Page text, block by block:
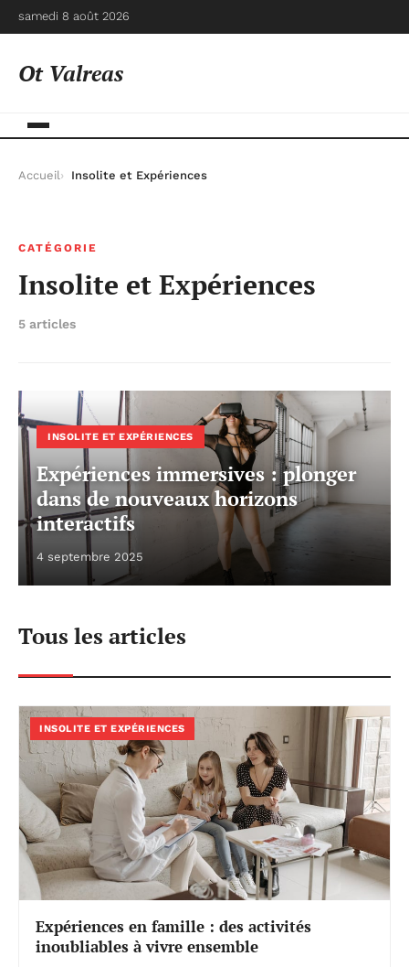
samedi 8 août 2026
Ot Valreas
Accueil Insolite et Expériences
CATÉGORIE
Insolite et Expériences
5 articles
INSOLITE ET EXPÉRIENCES
Expériences immersives : plonger
dans de nouveaux horizons
interactifs
4 septembre 2025
Tous les articles
INSOLITE ET EXPÉRIENCES
Expériences en famille : des activités
inoubliables à vivre ensemble